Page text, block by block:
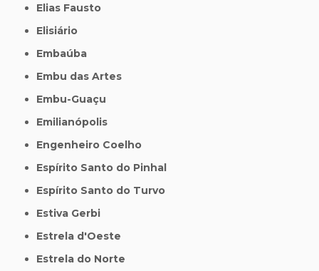
Elias Fausto
Elisiário
Embaúba
Embu das Artes
Embu-Guaçu
Emilianópolis
Engenheiro Coelho
Espírito Santo do Pinhal
Espírito Santo do Turvo
Estiva Gerbi
Estrela d'Oeste
Estrela do Norte